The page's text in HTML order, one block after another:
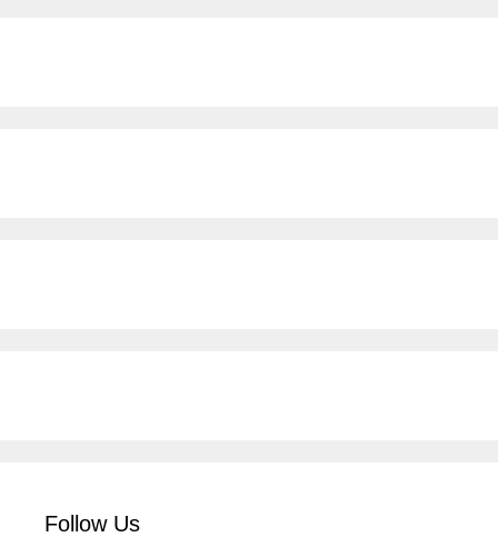
Follow Us